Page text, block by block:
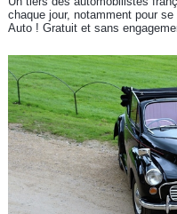
chaque jour, notamment pour
Auto ! Gratuit et sans